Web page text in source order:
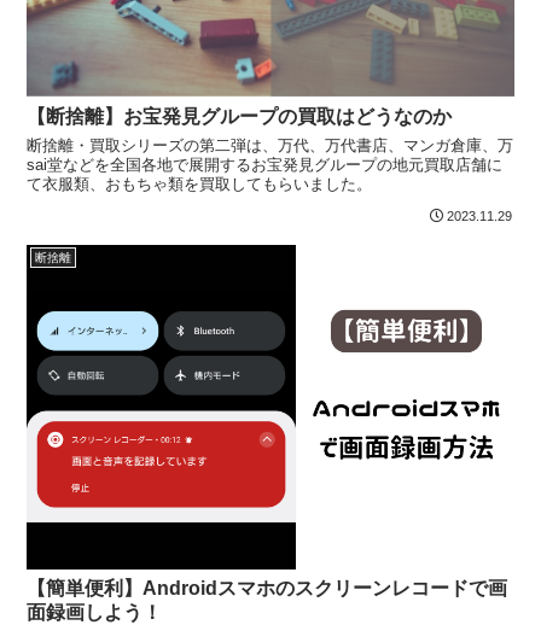
【断捨離】お宝発見グループの買取はどうなのか
断捨離・買取シリーズの第二弾は、万代、万代書店、マンガ倉庫、万
sai堂などを全国各地で展開するお宝発見グループの地元買取店舗に
て衣服類、おもちゃ類を買取してもらいました。
2023.11.29
断捨離
【簡単便利】Androidスマホのスクリーンレコードで画
面録画しよう！